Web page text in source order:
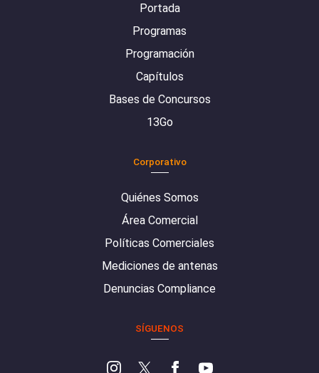
Portada
Programas
Programación
Capítulos
Bases de Concursos
13Go
Corporativo
Quiénes Somos
Área Comercial
Políticas Comerciales
Mediciones de antenas
Denuncias Compliance
SÍGUENOS